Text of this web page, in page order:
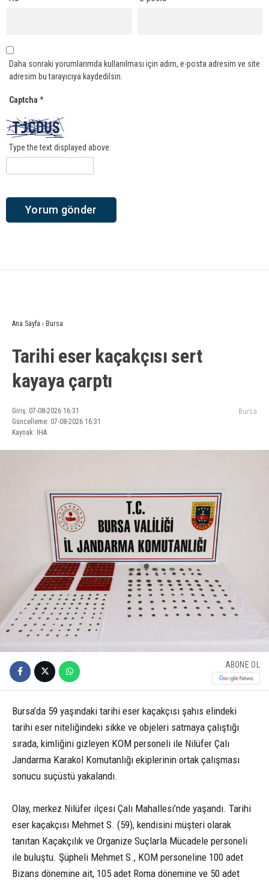
Daha sonraki yorumlarımda kullanılması için adım, e-posta adresim ve site
adresim bu tarayıcıya kaydedilsin.
Captcha *
Type the text displayed above:
Ana Sayfa › Bursa
Tarihi eser kaçakçısı sert
kayaya çarptı
Giriş: 07-08-2026 16:31
Güncelleme: 07-08-2026 16:31
Kaynak: İHA
Bursa
ABONE OL
Bursa’da 59 yaşındaki tarihi eser kaçakçısı şahıs elindeki
tarihi eser niteliğindeki sikke ve objeleri satmaya çalıştığı
sırada, kimliğini gizleyen KOM personeli ile Nilüfer Çalı
Jandarma Karakol Komutanlığı ekiplerinin ortak çalışması
sonucu suçüstü yakalandı.
Olay, merkez Nilüfer ilçesi Çalı Mahallesi’nde yaşandı. Tarihi
eser kaçakçısı Mehmet S. (59), kendisini müşteri olarak
tanıtan Kaçakçılık ve Organize Suçlarla Mücadele personeli
ile buluştu. Şüpheli Mehmet S., KOM personeline 100 adet
Bizans dönemine ait, 105 adet Roma dönemine ve 50 adet